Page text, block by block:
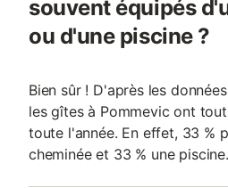
souvent équipés
ou d'une piscine ?
Bien sûr ! D'après les
les gîtes à Pommevic ont
toute l'année. En effet, 33 %
cheminée et 33 % une piscine.